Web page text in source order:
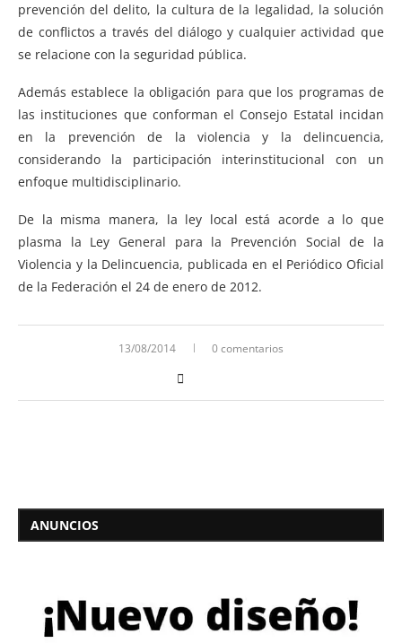
prevención del delito, la cultura de la legalidad, la solución
de conflictos a través del diálogo y cualquier actividad que
se relacione con la seguridad pública.
Además establece la obligación para que los programas de
las instituciones que conforman el Consejo Estatal incidan
en la prevención de la violencia y la delincuencia,
considerando la participación interinstitucional con un
enfoque multidisciplinario.
De la misma manera, la ley local está acorde a lo que
plasma la Ley General para la Prevención Social de la
Violencia y la Delincuencia, publicada en el Periódico Oficial
de la Federación el 24 de enero de 2012.
13/08/2014 0 comentarios
ANUNCIOS